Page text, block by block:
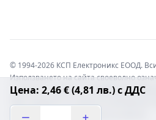
Цена: 2,46 € (4,81 лв.) с ДДС
© 1994-2026 КСП Електроникс ЕООД.
Използването на сайта своеволно
съгласни с правната информация
отговорност с цялата сила на закона!